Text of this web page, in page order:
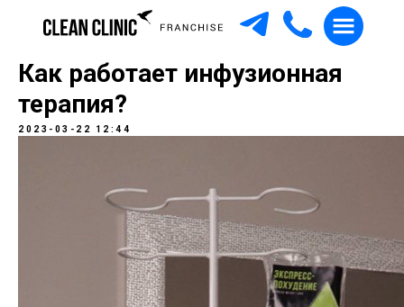
Как работает инфузионная
терапия?
2023-03-22 12:44